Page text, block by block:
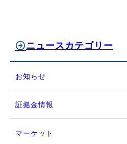
ニュースカテゴリー
お知らせ
証拠金情報
マーケット